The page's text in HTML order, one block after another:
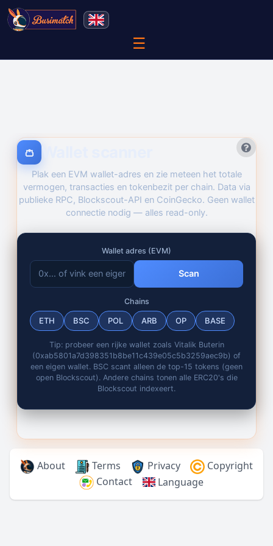
☰
👛
Plak een EVM wallet-adres en zie meteen het totale
vermogen, transacties en tokenbezit per chain. Data via
publieke RPC, Blockscout-API en CoinGecko. Geen wallet
connectie nodig — alles read-only.
Wallet adres (EVM)
Scan
Chains
ETH BSC POL ARB OP BASE
Tip: probeer een rijke wallet zoals Vitalik Buterin
(0xab5801a7d398351b8be11c439e05c5b3259aec9b) of
een eigen wallet. BSC scant alleen de top-15 tokens (geen
open Blockscout). Andere chains tonen alle ERC20's die
Blockscout indexeert.
About Terms Privacy
Copyright
Contact
Language